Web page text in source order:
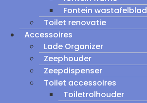
Fontein wastafelblad
Toilet renovatie
Accessoires
Lade Organizer
Zeephouder
Zeepdispenser
Toilet accessoires
Toiletrolhouder